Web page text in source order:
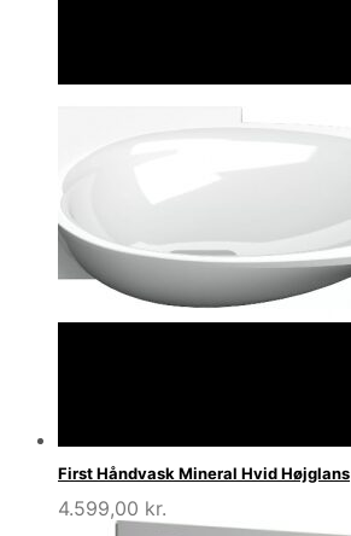
First Håndvask Mineral Hvid Højglans
4.599,00 kr.